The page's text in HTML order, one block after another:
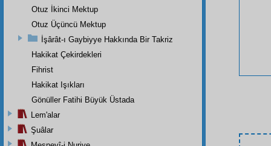
Otuz İkinci Mektup
Otuz Üçüncü Mektup
İşârât-ı Gaybiyye Hakkında Bir Takriz
Hakikat Çekirdekleri
Fihrist
Hakikat Işıkları
Gönüller Fatihi Büyük Üstada
Lem'alar
Şuâlar